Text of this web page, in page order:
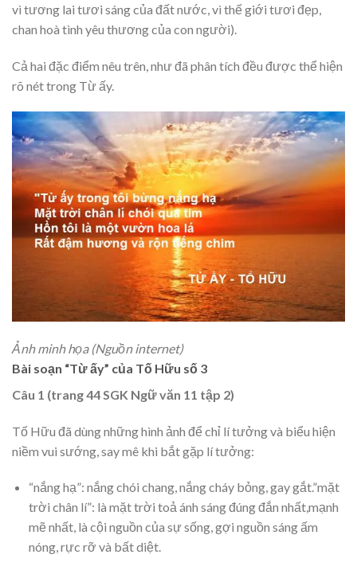
vì tương lai tươi sáng của đất nước, vì thế giới tươi đẹp,
chan hoà tình yêu thương của con người).
Cả hai đặc điểm nêu trên, như đã phân tích đều được thể hiện
rõ nét trong Từ ấy.
Ảnh minh họa (Nguồn internet)
Bài soạn “Từ ấy” của Tố Hữu số 3
Câu 1 (trang 44 SGK Ngữ văn 11 tập 2)
Tố Hữu đã dùng những hình ảnh để chỉ lí tưởng và biểu hiện
niềm vui sướng, say mê khi bắt gặp lí tưởng:
“nắng hạ”: nắng chói chang, nắng cháy bỏng, gay gắt.”mặt
trời chân lí”: là mặt trời toả ánh sáng đúng đắn nhất,mạnh
mẽ nhất, là cội nguồn của sự sống, gợi nguồn sáng ấm
nóng, rực rỡ và bất diệt.